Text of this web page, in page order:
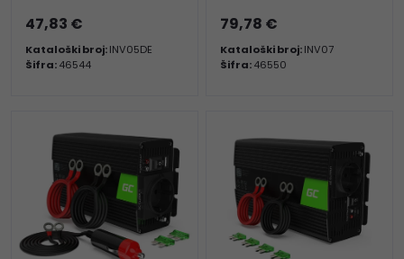
47,83 €
Kataloški broj:INV05DE
Šifra:46544
79,78 €
Kataloški broj:INV07
Šifra:46550